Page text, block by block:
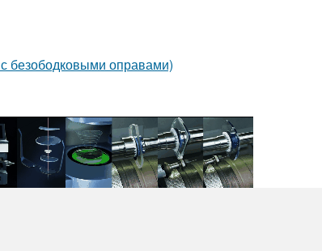
безободковыми оправами)